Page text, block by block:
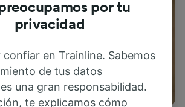
por tu
privacidad
confiar en Trainline. Sabemos
de tus datos
una gran responsabilidad.
te explicamos cómo